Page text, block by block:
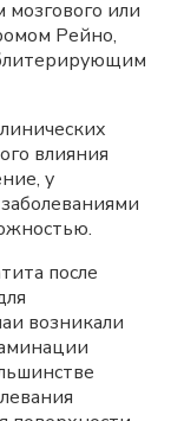
или
Рейно,
влияния
у
после
возникали